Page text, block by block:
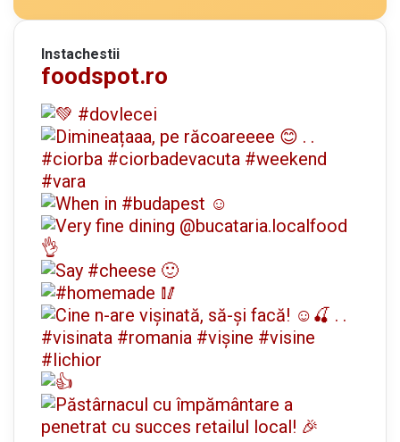
Instachestii
foodspot.ro